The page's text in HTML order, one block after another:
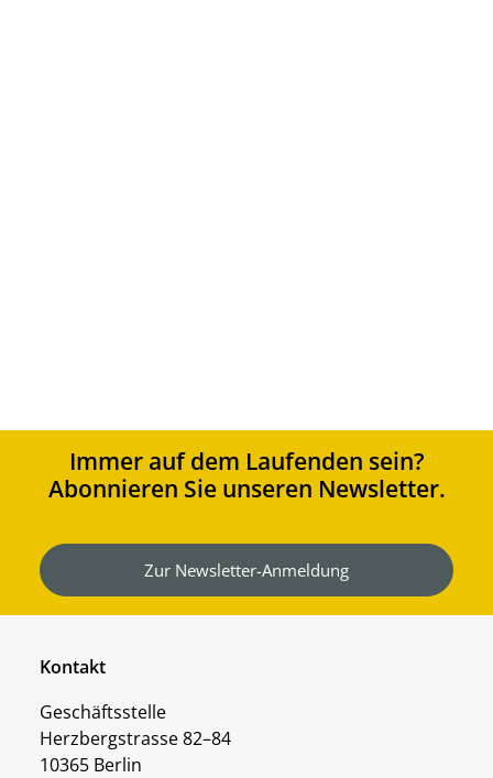
Immer auf dem Laufenden sein?
Abonnieren Sie unseren Newsletter.
Zur Newsletter-Anmeldung
Kontakt
Geschäftsstelle
Herzbergstrasse 82–84
10365 Berlin